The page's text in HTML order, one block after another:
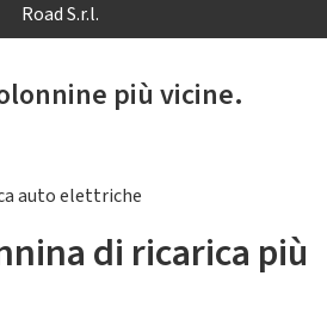
Road S.r.l.
più vicine.
auto elettriche
di ricarica più